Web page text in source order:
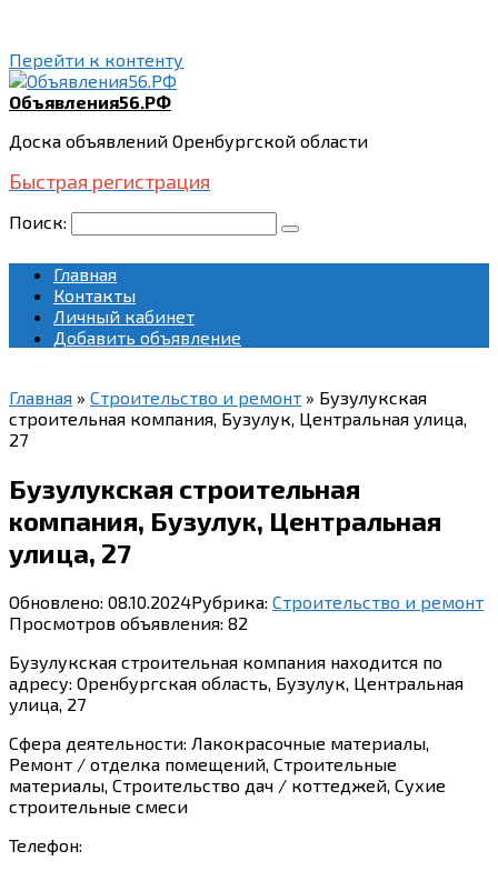
Перейти к контенту
Объявления56.РФ
Доска объявлений Оренбургской области
Быстрая регистрация
Поиск:
Главная
Контакты
Личный кабинет
Добавить объявление
Главная » Строительство и ремонт » Бузулукская
строительная компания, Бузулук, Центральная улица,
27
Бузулукская строительная
компания, Бузулук, Центральная
улица, 27
Обновлено: 08.10.2024Рубрика: Строительство и ремонт
Просмотров объявления: 82
Бузулукская строительная компания находится по
адресу: Оренбургская область, Бузулук, Центральная
улица, 27
Сфера деятельности: Лакокрасочные материалы,
Ремонт / отделка помещений, Строительные
материалы, Строительство дач / коттеджей, Сухие
строительные смеси
Телефон: